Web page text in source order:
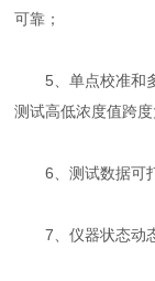
可靠；
5、单点校准和多
测试高低浓度值跨
6、测试数据可打
7、仪器状态动态